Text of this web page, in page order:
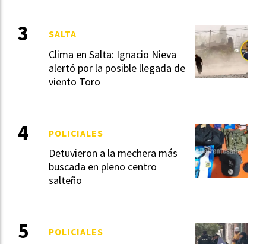
Clima en Salta: Ignacio Nieva
alertó por la posible llegada de
viento Toro
SALTA
Detuvieron a la mechera más
buscada en pleno centro
salteño
POLICIALES
POLICIALES